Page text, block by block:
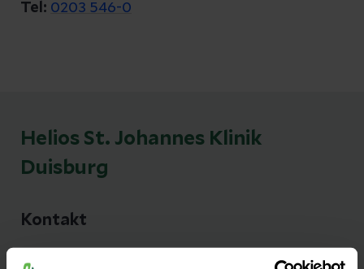
Tel: 0203 546-0
Helios St. Johannes Klinik
Duisburg
Kontakt